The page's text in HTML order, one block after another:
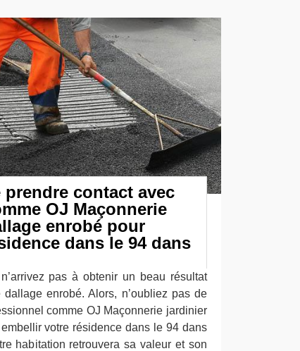
prendre contact avec
OJ Maçonnerie
enrobé pour
dans le 94 dans
pas à obtenir un beau résultat
enrobé. Alors, n’oubliez pas de
comme OJ Maçonnerie jardinier
votre résidence dans le 94 dans
habitation retrouvera sa valeur et son